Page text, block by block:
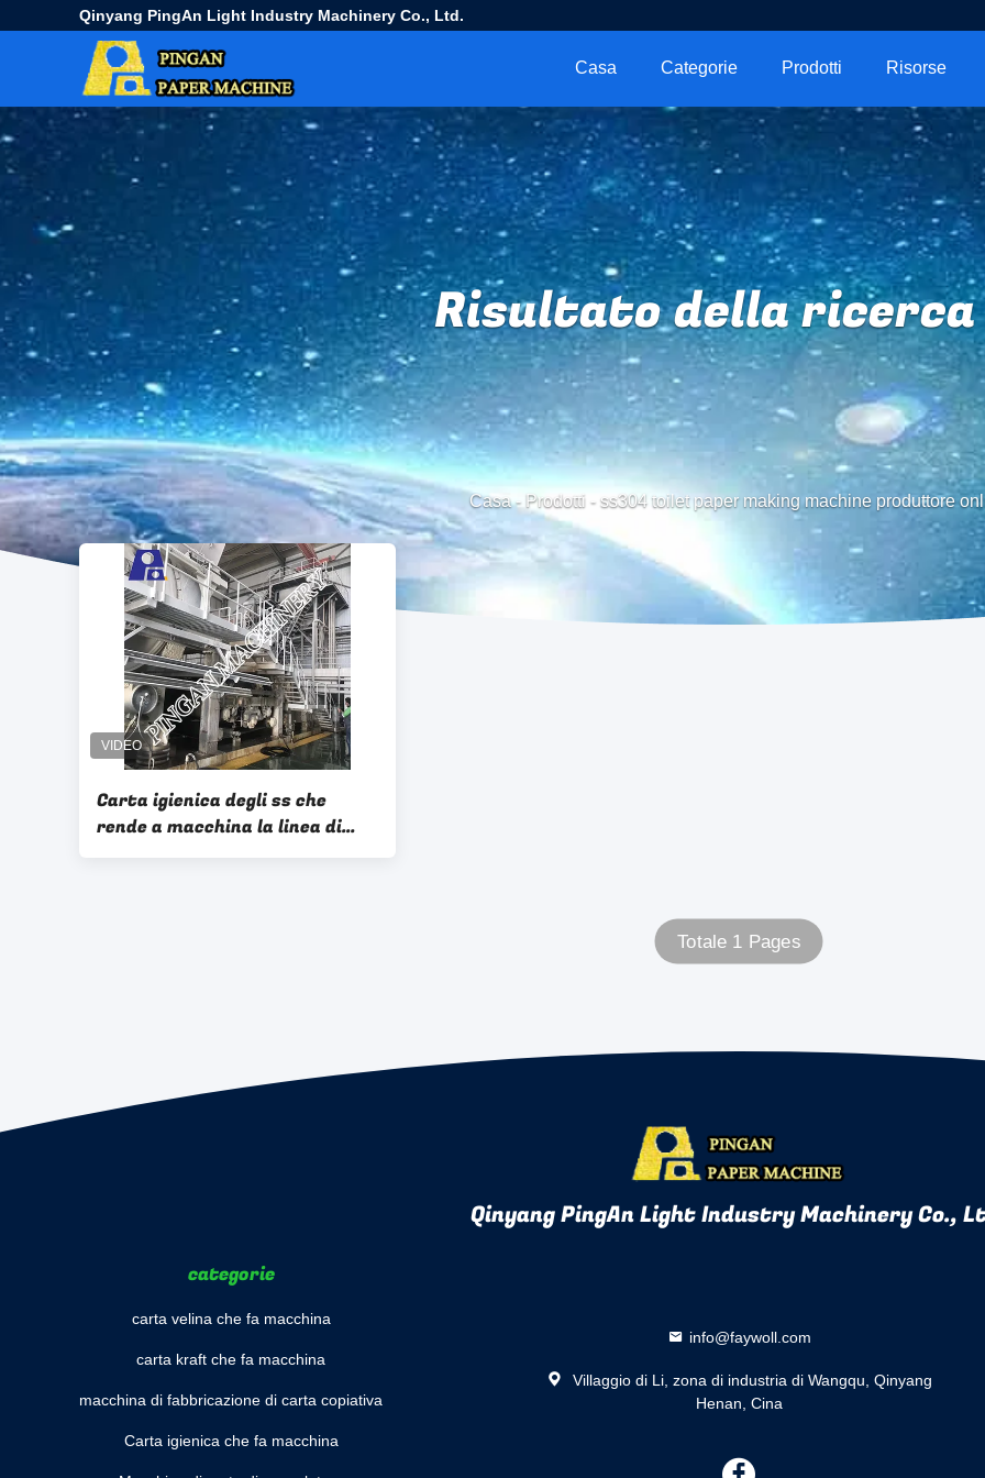
Qinyang PingAn Light Industry Machinery Co., Ltd.
Casa Categorie Prodotti Risorse
Risultato della ricerca
Casa- Prodotti - ss304 toilet paper making machine produttore
Carta igienica degli ss che
rende a macchina la linea di
produzione completa della
Totale 1 Pages
Qinyang PingAn Light Industry Machinery Co.,
categorie
carta velina che fa macchina
carta kraft che fa macchina
macchina di fabbricazione di carta copiativa
Carta igienica che fa macchina
info@faywoll.com
Villaggio di Li, zona di industria di Wangqu, Qinyang
Henan, Cina